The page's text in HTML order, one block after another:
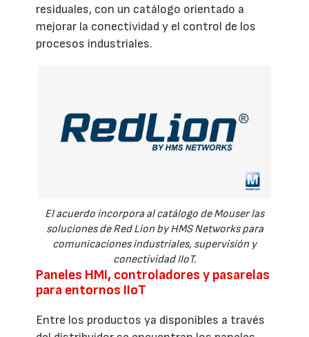
residuales, con un catálogo orientado a
mejorar la conectividad y el control de los
procesos industriales.
El acuerdo incorpora al catálogo de Mouser las
soluciones de Red Lion by HMS Networks para
comunicaciones industriales, supervisión y
conectividad IIoT.
Paneles HMI, controladores y pasarelas
para entornos IIoT
Entre los productos ya disponibles a través